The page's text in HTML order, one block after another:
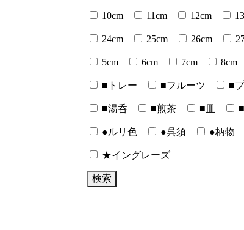
10cm 11cm 12cm
24cm 25cm 26cm
5cm 6cm 7cm 8cm
■トレー ■フルーツ ■
■湯呑 ■煎茶 ■皿
●ルリ色 ●呉須 ●柄物
★イングレーズ